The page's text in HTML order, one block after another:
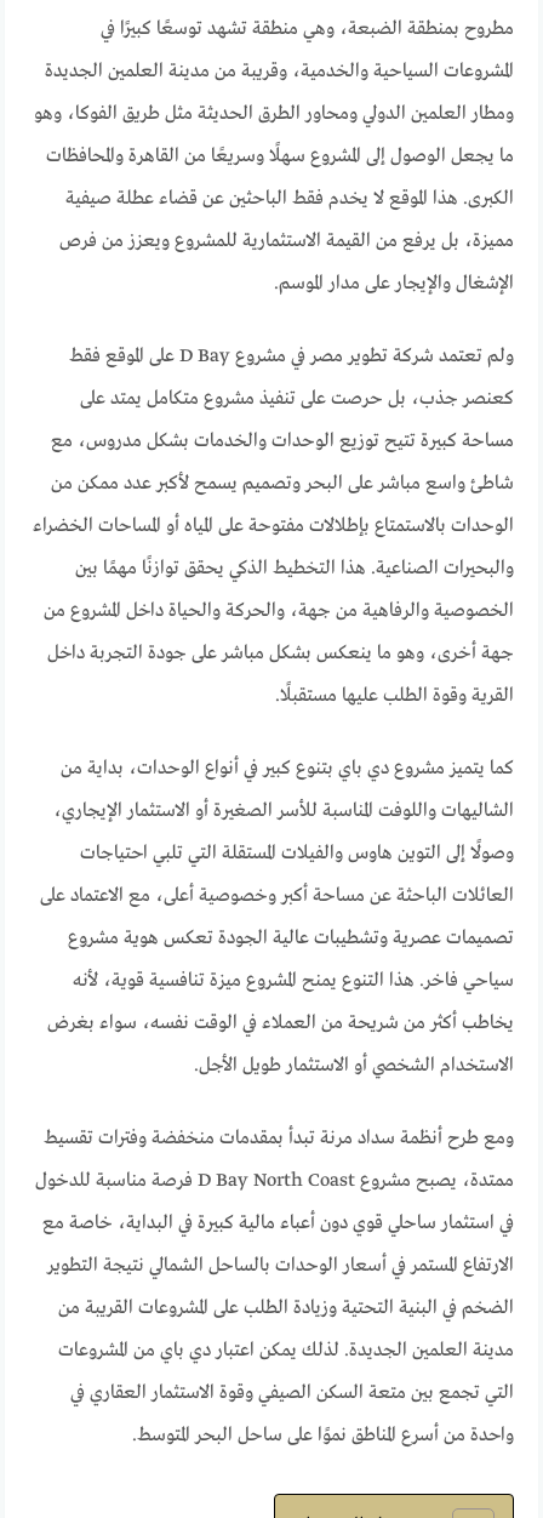
مطروح بمنطقة الضبعة، وهي منطقة تشهد توسعًا كبيرًا في
المشروعات السياحية والخدمية، وقريبة من مدينة العلمين الجديدة
ومطار العلمين الدولي ومحاور الطرق الحديثة مثل طريق الفوكا، وهو
ما يجعل الوصول إلى المشروع سهلًا وسريعًا من القاهرة والمحافظات
الكبرى. هذا الموقع لا يخدم فقط الباحثين عن قضاء عطلة صيفية
مميزة، بل يرفع من القيمة الاستثمارية للمشروع ويعزز من فرص
الإشغال والإيجار على مدار الموسم.
ولم تعتمد شركة تطوير مصر في مشروع D Bay على الموقع فقط
كعنصر جذب، بل حرصت على تنفيذ مشروع متكامل يمتد على
مساحة كبيرة تتيح توزيع الوحدات والخدمات بشكل مدروس، مع
شاطئ واسع مباشر على البحر وتصميم يسمح لأكبر عدد ممكن من
الوحدات بالاستمتاع بإطلالات مفتوحة على المياه أو المساحات الخضراء
والبحيرات الصناعية. هذا التخطيط الذكي يحقق توازنًا مهمًا بين
الخصوصية والرفاهية من جهة، والحركة والحياة داخل المشروع من
جهة أخرى، وهو ما ينعكس بشكل مباشر على جودة التجربة داخل
القرية وقوة الطلب عليها مستقبلًا.
كما يتميز مشروع دي باي بتنوع كبير في أنواع الوحدات، بداية من
الشاليهات واللوفت المناسبة للأسر الصغيرة أو الاستثمار الإيجاري،
وصولًا إلى التوين هاوس والفيلات المستقلة التي تلبي احتياجات
العائلات الباحثة عن مساحة أكبر وخصوصية أعلى، مع الاعتماد على
تصميمات عصرية وتشطيبات عالية الجودة تعكس هوية مشروع
سياحي فاخر. هذا التنوع يمنح المشروع ميزة تنافسية قوية، لأنه
يخاطب أكثر من شريحة من العملاء في الوقت نفسه، سواء بغرض
الاستخدام الشخصي أو الاستثمار طويل الأجل.
ومع طرح أنظمة سداد مرنة تبدأ بمقدمات منخفضة وفترات تقسيط
ممتدة، يصبح مشروع D Bay North Coast فرصة مناسبة للدخول
في استثمار ساحلي قوي دون أعباء مالية كبيرة في البداية، خاصة مع
الارتفاع المستمر في أسعار الوحدات بالساحل الشمالي نتيجة التطوير
الضخم في البنية التحتية وزيادة الطلب على المشروعات القريبة من
مدينة العلمين الجديدة. لذلك يمكن اعتبار دي باي من المشروعات
التي تجمع بين متعة السكن الصيفي وقوة الاستثمار العقاري في
واحدة من أسرع المناطق نموًا على ساحل البحر المتوسط.